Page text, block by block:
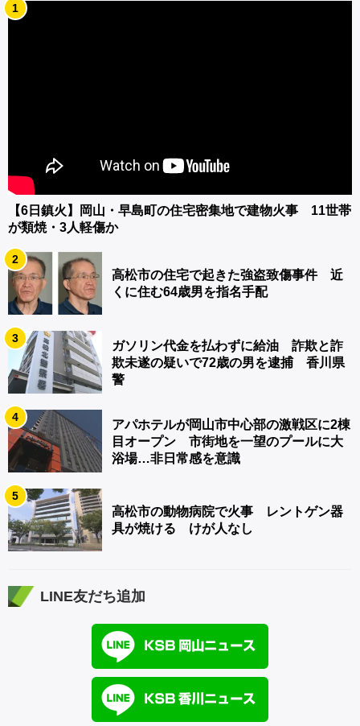
1
【6日鎮火】岡山・早島町の住宅密集地で建物火事 11世帯
が類焼・3人軽傷か
2
高松市の住宅で起きた強盗致傷事件 近
くに住む64歳男を指名手配
3
ガソリン代金を払わずに給油 詐欺と詐
欺未遂の疑いで72歳の男を逮捕 香川県
警
4
アパホテルが岡山市中心部の激戦区に2棟
目オープン 市街地を一望のプールに大
浴場…非日常感を意識
5
高松市の動物病院で火事 レントゲン器
具が焼ける けが人なし
LINE友だち追加